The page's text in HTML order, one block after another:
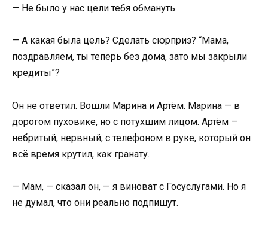
— Не было у нас цели тебя обмануть.
— А какая была цель? Сделать сюрприз? “Мама,
поздравляем, ты теперь без дома, зато мы закрыли
кредиты”?
Он не ответил. Вошли Марина и Артём. Марина — в
дорогом пуховике, но с потухшим лицом. Артём —
небритый, нервный, с телефоном в руке, который он
всё время крутил, как гранату.
— Мам, — сказал он, — я виноват с Госуслугами. Но я
не думал, что они реально подпишут.